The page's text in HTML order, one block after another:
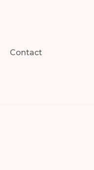
Contact